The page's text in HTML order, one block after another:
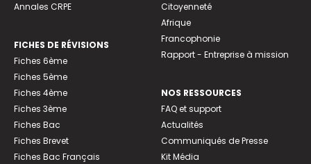
Annales CRPE
FICHES DE RÉVISIONS
Fiches 6ème
Fiches 5ème
Fiches 4ème
Fiches 3ème
Fiches Bac
Fiches Brevet
Fiches Bac Français
Citoyenneté
Afrique
Francophonie
Rapport - Entreprise à mission
NOS RESSOURCES
FAQ et support
Actualités
Communiqués de Presse
Kit Média